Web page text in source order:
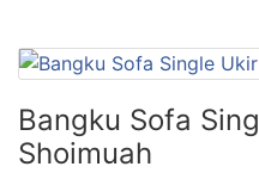
Bangku Sofa
Shoimuah